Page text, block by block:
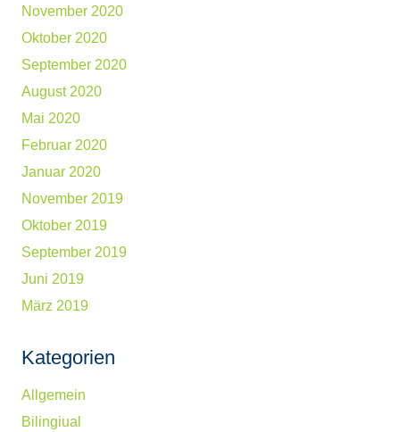
November 2020
Oktober 2020
September 2020
August 2020
Mai 2020
Februar 2020
Januar 2020
November 2019
Oktober 2019
September 2019
Juni 2019
März 2019
Kategorien
Allgemein
Bilingiual